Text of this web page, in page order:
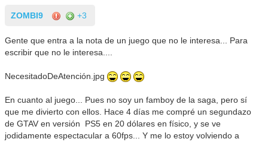
ZOMBI9 +3
Gente que entra a la nota de un juego que no le interesa... Para
escribir que no le interesa....
NecesitadoDeAtención.jpg
En cuanto al juego... Pues no soy un famboy de la saga, pero sí
que me divierto con ellos. Hace 4 días me compré un segundazo
de GTAV en versión PS5 en 20 dólares en físico, y se ve
jodidamente espectacular a 60fps... Y me lo estoy volviendo a